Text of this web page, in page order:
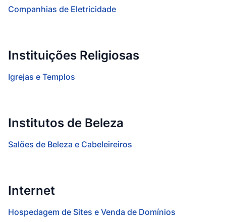
Companhias de Eletricidade
Instituições Religiosas
Igrejas e Templos
Institutos de Beleza
Salões de Beleza e Cabeleireiros
Internet
Hospedagem de Sites e Venda de Domínios